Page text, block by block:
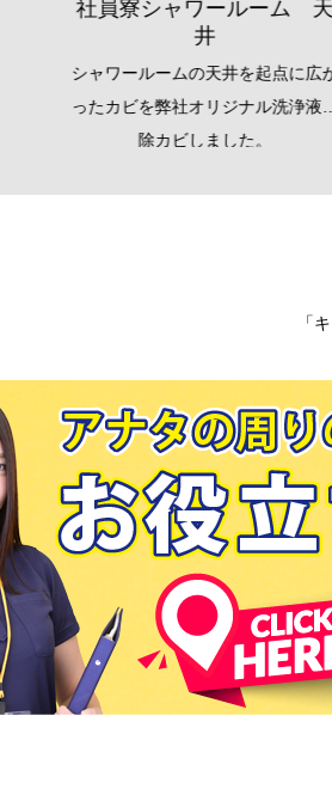
スーパー天井 木素材
天井の木の素材に広がったカビ
社オリジナル洗浄液で除カビし
た。
「